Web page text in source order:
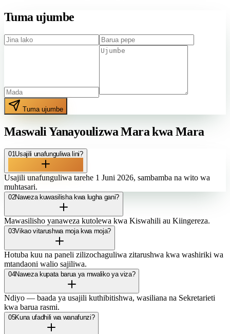
Tuma ujumbe
Tuma ujumbe
Maswali Yanayoulizwa Mara kwa Mara
01Usajili unafunguliwa lini?
Usajili unafunguliwa tarehe 1 Juni 2026, sambamba na wito wa
muhtasari.
02Naweza kuwasilisha kwa lugha gani?
Mawasilisho yanaweza kutolewa kwa Kiswahili au Kiingereza.
03Vikao vitarushwa moja kwa moja?
Hotuba kuu na paneli zilizochaguliwa zitarushwa kwa washiriki wa
mtandaoni walio sajiliwa.
04Naweza kupata barua ya mwaliko ya viza?
Ndiyo — baada ya usajili kuthibitishwa, wasiliana na Sekretarieti
kwa barua rasmi.
05Kuna ufadhili wa wanafunzi?